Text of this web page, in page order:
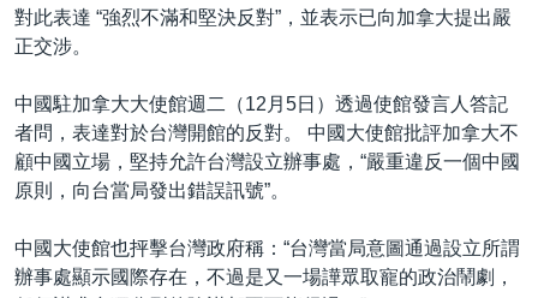
對此表達 “強烈不滿和堅決反對”，並表示已向加拿大提出嚴
正交涉。
中國駐加拿大大使館週二（12月5日）透過使館發言人答記
者問，表達對於台灣開館的反對。 中國大使館批評加拿大不
顧中國立場，堅持允許台灣設立辦事處，“嚴重違反一個中國
原則，向台當局發出錯誤訊號”。
中國大使館也抨擊台灣政府稱：“台灣當局意圖通過設立所謂
辦事處顯示國際存在，不過是又一場譁眾取寵的政治鬧劇，